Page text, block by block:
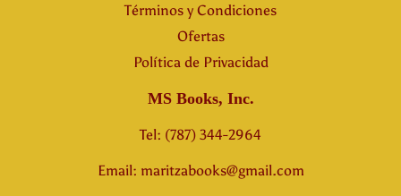
Términos y Condiciones
Ofertas
Política de Privacidad
MS Books, Inc.
Tel: (787) 344-2964
Email: maritzabooks@gmail.com